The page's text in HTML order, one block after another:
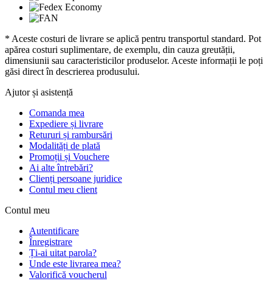
* Aceste costuri de livrare se aplică pentru transportul standard. Pot
apărea costuri suplimentare, de exemplu, din cauza greutății,
dimensiunii sau caracteristicilor produselor. Aceste informații le poți
găsi direct în descrierea produsului.
Ajutor și asistență
Comanda mea
Expediere și livrare
Retururi și rambursări
Modalități de plată
Promoții și Vouchere
Ai alte întrebări?
Clienți persoane juridice
Contul meu client
Contul meu
Autentificare
Înregistrare
Ți-ai uitat parola?
Unde este livrarea mea?
Valorifică voucherul